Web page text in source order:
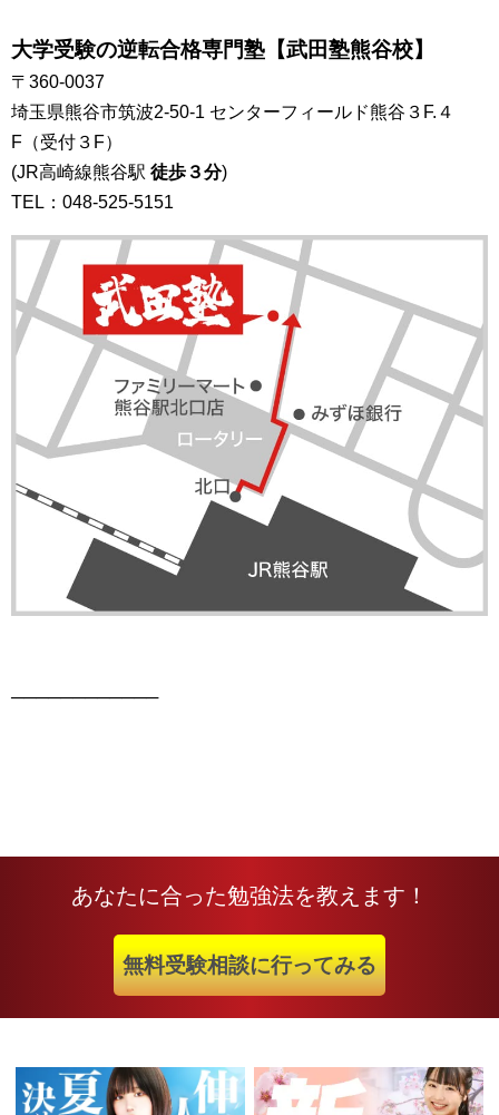
大学受験の逆転合格専門塾 【武田塾熊谷校】
〒360-0037
埼玉県熊谷市筑波2-50-1 センターフィールド熊谷３F.４
F（受付３F）
(JR高崎線熊谷駅 徒歩３分)
TEL：048-525-5151
────────────
あなたに合った勉強法を教えます！
無料受験相談に行ってみる